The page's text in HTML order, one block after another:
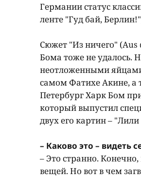
Германии статус
ленте "Гуд бай,
Сюжет "Из ничего" (Aus
Бома тоже не удалось.
неотложенными
самом Фатихе Акине, а
Петербург Харк Бом
который выпустил
двух его картин –
– Каково это – видеть
– Это странно. Конечно,
вещей. Но вот в чем